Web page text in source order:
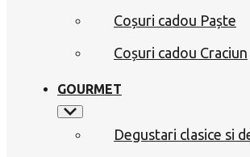
Coșuri cadou Paște
Coșuri cadou Craciun
GOURMET
Degustari clasice si